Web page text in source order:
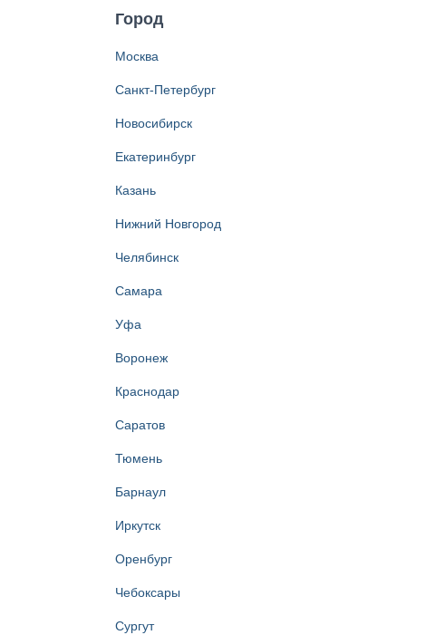
Город
Москва
Санкт-Петербург
Новосибирск
Екатеринбург
Казань
Нижний Новгород
Челябинск
Самара
Уфа
Воронеж
Краснодар
Саратов
Тюмень
Барнаул
Иркутск
Оренбург
Чебоксары
Сургут